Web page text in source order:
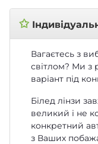
✩
Вагаєтесь з
світлом? Ми з
варіант під
Білед лінзи
великий і не
конкретний
з Ваших